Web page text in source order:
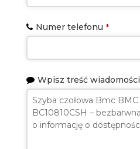
Numer telefonu *
Wpisz treść wiadomości